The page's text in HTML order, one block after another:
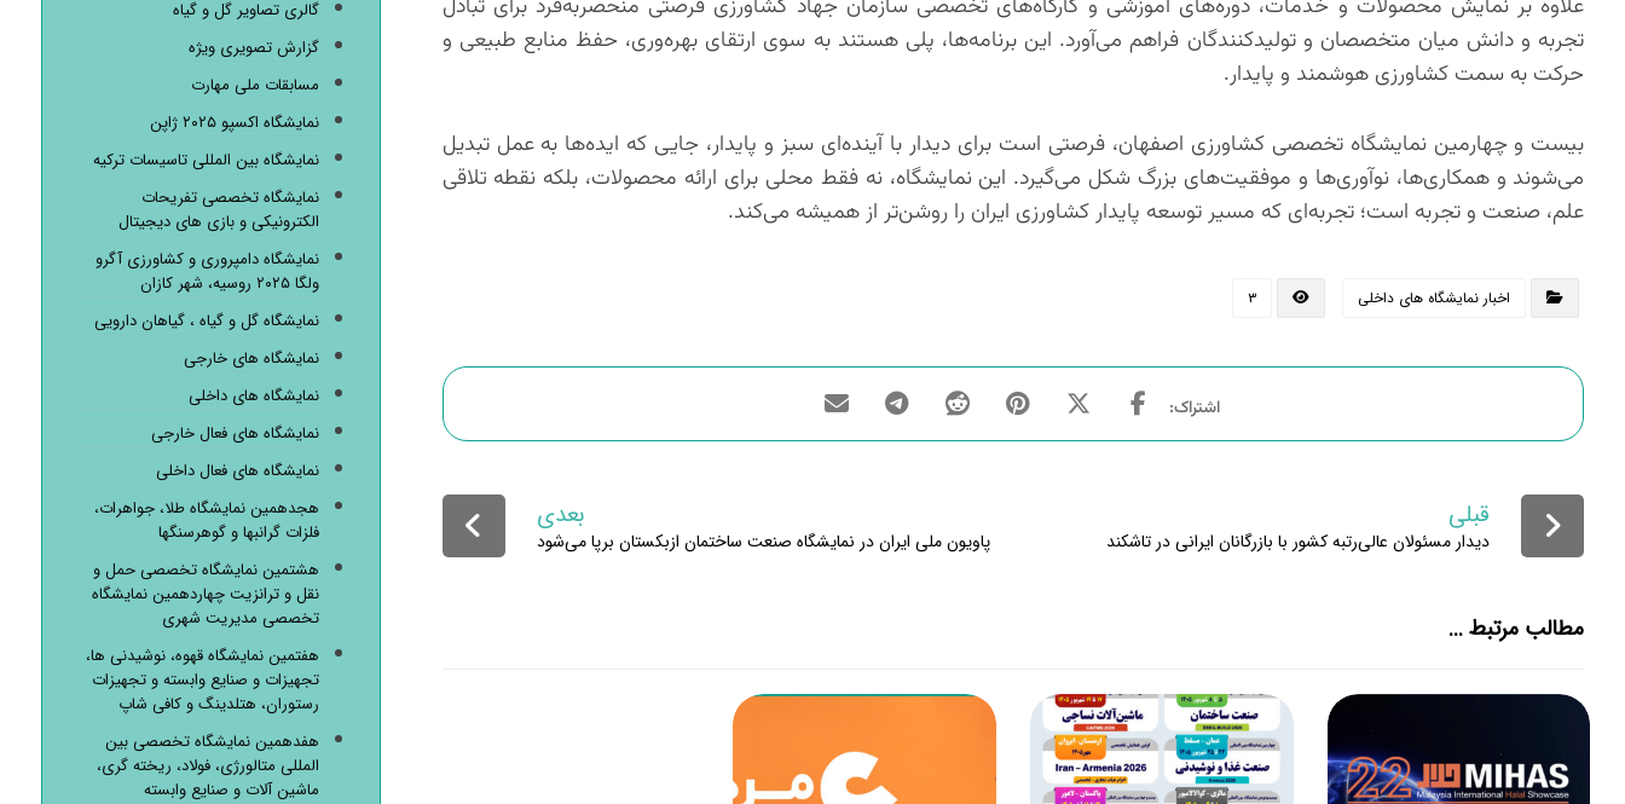
علاوه بر نمایش محصولات و خدمات، دوره‌های آموزشی و کارگاه‌های تخصصی سازمان جهاد کشاورزی فرصتی منحصربه‌فرد برای تبادل
تجربه و دانش میان متخصصان و تولیدکنندگان فراهم می‌آورد. این برنامه‌ها، پلی هستند به سوی ارتقای بهره‌وری، حفظ منابع طبیعی و
حرکت به سمت کشاورزی هوشمند و پایدار.
بیست و چهارمین نمایشگاه تخصصی کشاورزی اصفهان، فرصتی است برای دیدار با آینده‌ای سبز و پایدار، جایی که ایده‌ها به عمل تبدیل
می‌شوند و همکاری‌ها، نوآوری‌ها و موفقیت‌های بزرگ شکل می‌گیرد. این نمایشگاه، نه فقط محلی برای ارائه محصولات، بلکه نقطه تلاقی
علم، صنعت و تجربه است؛ تجربه‌ای که مسیر توسعه پایدار کشاورزی ایران را روشن‌تر از همیشه می‌کند.
اخبار نمایشگاه های داخلی ۳
قبلی
دیدار مسئولان عالی‌رتبه کشور با بازرگانان ایرانی در تاشکند
بعدی
پاویون ملی ایران در نمایشگاه صنعت ساختمان ازبکستان برپا می‌شود
مطالب مرتبط ...
گالری تصاویر گل و گیاه
گزارش تصویری ویژه
مسابقات ملی مهارت
نمایشگاه اکسپو ۲۰۲۵ ژاپن
نمایشگاه بین المللی تاسیسات ترکیه
نمایشگاه تخصصی تفریحات
الکترونیکی و بازی های دیجیتال
نمایشگاه دامپروری و کشاورزی آگرو
ولگا ۲۰۲۵ روسیه، شهر کازان
نمایشگاه گل و گیاه ، گیاهان دارویی
نمایشگاه های خارجی
نمایشگاه های داخلی
نمایشگاه های فعال خارجی
نمایشگاه های فعال داخلی
هجدهمین نمایشگاه طلا، جواهرات،
فلزات گرانبها و گوهرسنگها
هشتمین نمایشگاه تخصصی حمل و
نقل و ترانزیت چهاردهمین نمایشگاه
تخصصی مدیریت شهری
هفتمین نمایشگاه قهوه، نوشیدنی ها،
تجهیزات و صنایع وابسته و تجهیزات
رستوران، هتلدینگ و کافی شاپ
هفدهمین نمایشگاه تخصصی بین
المللی متالورژی، فولاد، ریخته گری،
ماشین آلات و صنایع وابسته